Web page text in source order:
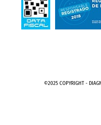
©2025 COPYRIGHT -